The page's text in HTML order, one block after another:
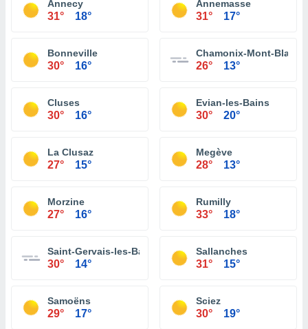
Annecy
31° 18°
Annemasse
31° 17°
Bonneville
30° 16°
Chamonix-Mont-Blanc
26° 13°
Cluses
30° 16°
Evian-les-Bains
30° 20°
La Clusaz
27° 15°
Megève
28° 13°
Morzine
27° 16°
Rumilly
33° 18°
Saint-Gervais-les-Bains
30° 14°
Sallanches
31° 15°
Samoëns
29° 17°
Sciez
30° 19°